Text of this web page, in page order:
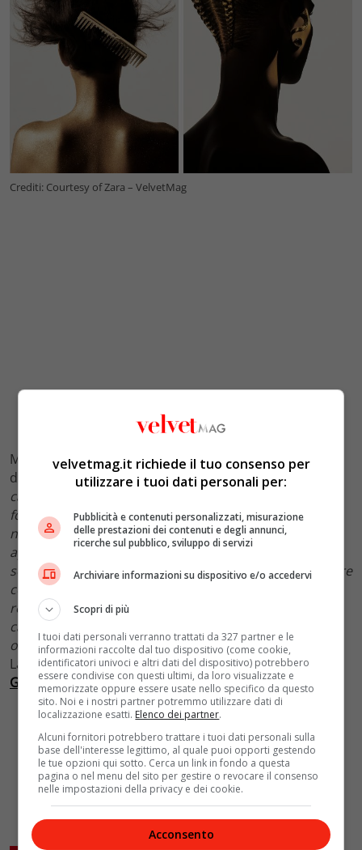
Crediti: Courtesy of Zara – VelvetMag
Ma questi prodotti appesantiscono il capello? No, a
detta dell’esperto: “Essendo un professionista dei
capelli, lavoro con prodotti di altissima produzione e
forti, ma penso che il pubblico voglia un prodotto che
non appesantisca i capelli e non li renda grassi o
appiccicosi. Nella moda realizziamo molti look estremi,
soprattutto nella mia carriera. Ma quando inizi a parlare
con donne vere, loro vogliono piccoli consigli su come
rendere i loro capelli belli o diversi senza tagliarli. I
capelli sono una zona di sicurezza e questi prodotti
offrono un’opzione non impegnativa e facile da usare
La prima testimonial della micro-collezione èKaia
Gerber. I glitter utilizzati sono biodegradabili.
velvetmag.it richiede il tuo consenso per
utilizzare i tuoi dati personali per:
Pubblicità e contenuti personalizzati, misurazione
delle prestazioni dei contenuti e degli annunci,
ricerche sul pubblico, sviluppo di servizi
Archiviare informazioni su dispositivo e/o accedervi
Scopri di più
I tuoi dati personali verranno trattati da 327 partner e le
informazioni raccolte dal tuo dispositivo (come cookie,
identificatori univoci e altri dati del dispositivo) potrebbero
essere condivise con questi ultimi, da loro visualizzate e
memorizzate oppure essere usate nello specifico da questo
sito. Noi e i nostri partner potremmo utilizzare dati di
localizzazione esatti. Elenco dei partner.
Alcuni fornitori potrebbero trattare i tuoi dati personali sulla
base dell'interesse legittimo, al quale puoi opporti gestendo
le tue opzioni qui sotto. Cerca un link in fondo a questa
pagina o nel menu del sito per gestire o revocare il consenso
nelle impostazioni della privacy e dei cookie.
Acconsento